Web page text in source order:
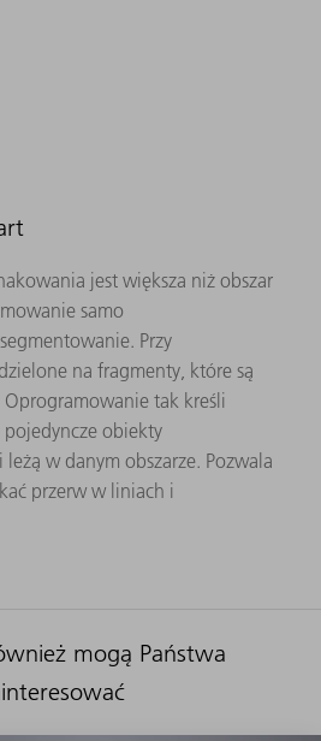
jest większa niż obszar
samo
Przy
na fragmenty, które są
tak kreśli
obiekty
leżą w danym obszarze. Pozwala
przerw w liniach i
mogą Państwa